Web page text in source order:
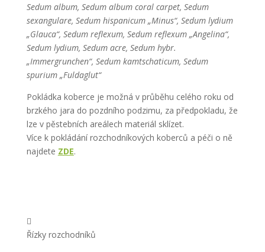
Sedum album, Sedum album coral carpet, Sedum
sexangulare, Sedum hispanicum „Minus“, Sedum lydium
„Glauca“, Sedum reflexum, Sedum reflexum „Angelina“,
Sedum lydium, Sedum acre, Sedum hybr.
„Immergrunchen“, Sedum kamtschaticum, Sedum
spurium „Fuldaglut“
Pokládka koberce je možná v průběhu celého roku od
brzkého jara do pozdního podzimu, za předpokladu, že
lze v pěstebních areálech materiál sklízet.
Více k pokládání rozchodníkových koberců a péči o ně
najdete ZDE.

Řízky rozchodníků